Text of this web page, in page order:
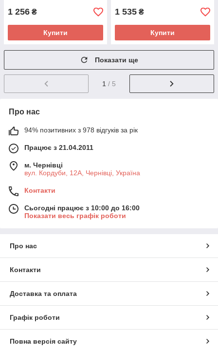
1 256 ₴
Купити
1 535 ₴
Купити
Показати ще
1 / 5
Про нас
94% позитивних з 978 відгуків за рік
Працює з 21.04.2011
м. Чернівці
вул. Кордуби, 12А, Чернівці, Україна
Контакти
Сьогодні працює з 10:00 до 16:00
Показати весь графік роботи
Про нас
Контакти
Доставка та оплата
Графік роботи
Повна версія сайту